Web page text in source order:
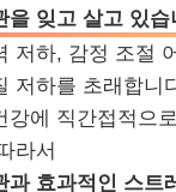
을 잊고 살고 있습
저하, 감정 조절
저하를 초래합니
강에 직간접적으
라서
과 효과적인 스트